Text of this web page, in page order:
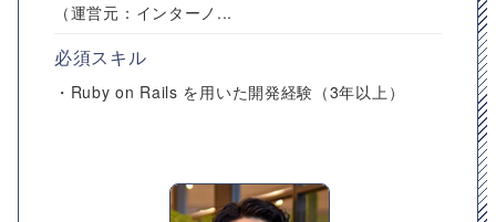
（運営元：インターノ...
必須スキル
・Ruby on Rails を用いた開発経験（3年以上）